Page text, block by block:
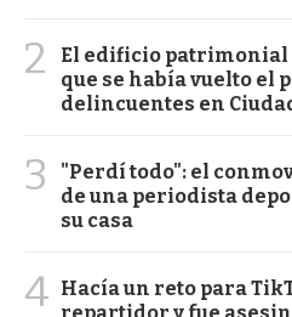
2
El edificio patrimonial
que se había vuelto el
delincuentes en
3
"Perdí todo": el
de una periodista
su casa
4 Hacía un reto para